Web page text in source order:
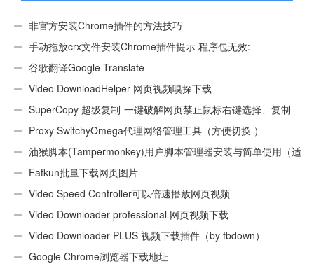
非官方安装Chrome插件的方法技巧
手动拖放crx文件安装Chrome插件提示 程序包无效:
“CEX_HEADER_INVALID”的解决办法
谷歌翻译Google Translate
Video DownloadHelper 网页视频嗅探下载
SuperCopy 超级复制-一键破解网页禁止鼠标右键选择、复制
Proxy SwitchyOmega代理网络管理工具（方便切换 ）
油猴脚本(Tampermonkey)用户脚本管理器安装与简单使用（适
用Android）
Fatkun批量下载网页图片
Video Speed Controller可以倍速播放网页视频
Video Downloader professional 网页视频下载
Video Downloader PLUS 视频下载插件（by fbdown）
Google Chrome浏览器下载地址